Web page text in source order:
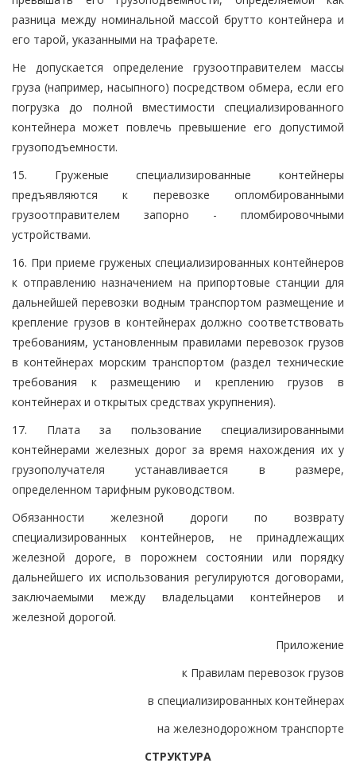
разница между номинальной массой брутто контейнера и
его тарой, указанными на трафарете.
Не допускается определение грузоотправителем массы
груза (например, насыпного) посредством обмера, если его
погрузка до полной вместимости специализированного
контейнера может повлечь превышение его допустимой
грузоподъемности.
15. Груженые специализированные контейнеры
предъявляются к перевозке опломбированными
грузоотправителем запорно - пломбировочными
устройствами.
16. При приеме груженых специализированных контейнеров
к отправлению назначением на припортовые станции для
дальнейшей перевозки водным транспортом размещение и
крепление грузов в контейнерах должно соответствовать
требованиям, установленным правилами перевозок грузов
в контейнерах морским транспортом (раздел технические
требования к размещению и креплению грузов в
контейнерах и открытых средствах укрупнения).
17. Плата за пользование специализированными
контейнерами железных дорог за время нахождения их у
грузополучателя устанавливается в размере,
определенном тарифным руководством.
Обязанности железной дороги по возврату
специализированных контейнеров, не принадлежащих
железной дороге, в порожнем состоянии или порядку
дальнейшего их использования регулируются договорами,
заключаемыми между владельцами контейнеров и
железной дорогой.
Приложение
к Правилам перевозок грузов
в специализированных контейнерах
на железнодорожном транспорте
СТРУКТУРА